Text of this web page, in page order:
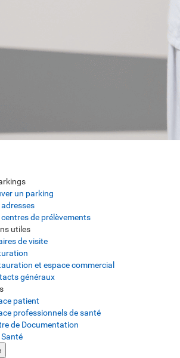
un parking
adresses
centres de prélèvements
utiles
de visite
et espace commercial
généraux
patient
professionnels de santé
de Documentation